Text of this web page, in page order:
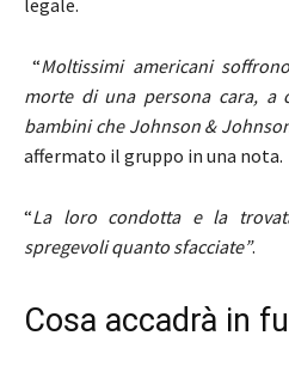
“Moltissimi americani
morte di una persona cara, a
bambini che Johnson &
affermato il gruppo in una nota.
“La loro condotta e la
spregevoli quanto sfacciate”.
Cosa accadrà in